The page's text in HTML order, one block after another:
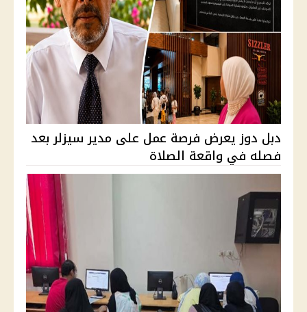
دبل دوز يعرض فرصة عمل على مدير سيزلر بعد
فصله في واقعة الصلاة